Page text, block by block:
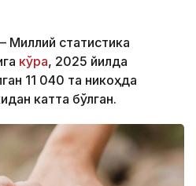
Миллий статистика
кўра, 2025 йилда
11 040 та никоҳда
катта бўлган.